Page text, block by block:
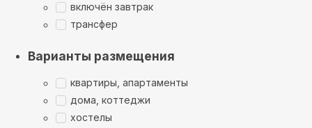
включён завтрак
трансфер
Варианты размещения
квартиры, апартаменты
дома, коттеджи
хостелы